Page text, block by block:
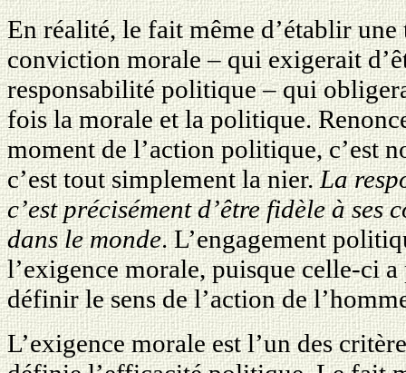
En réalité, le fait même d’établir
conviction morale – qui exigerait
responsabilité politique – qui
fois la morale et la politique.
moment de l’action politique, c’est
c’est tout simplement la nier.La
c’est précisément d’être fidèle à ses
dans le monde. L’engagement
l’exigence morale, puisque celle-ci
définir le sens de l’action de
L’exigence morale est l’un des